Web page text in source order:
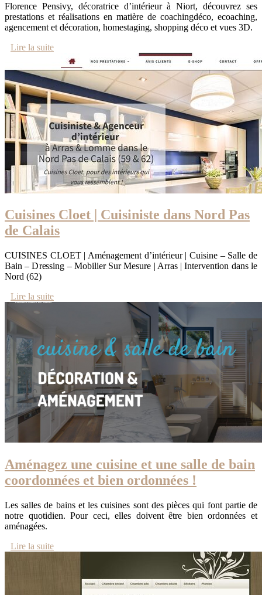
Florence Pensivy, décoratrice d’intérieur à Niort, découvrez ses
prestations et réalisations en matière de coachingdéco, ecoaching,
agencement et décoration, homestaging, shopping déco et vues 3D.
Lire la suite
Cuisines Cloet | Cuisiniste dans Nord Pas
de Calais
CUISINES CLOET | Aménagement d’intérieur | Cuisine – Salle de
Bain – Dressing – Mobilier Sur Mesure | Arras | Intervention dans le
Nord (62)
Lire la suite
Aménagez une cuisine et une salle de bain
coordonnées et bien ordonnées !
Les salles de bains et les cuisines sont des pièces qui font partie de
notre quotidien. Pour ceci, elles doivent être bien ordonnées et
aménagées.
Lire la suite